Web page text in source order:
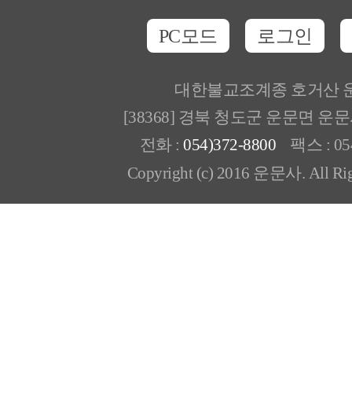
PC모드 로그인
대한불교조계종 호거산
[38368] 경북 청도군 운문면 운
전화 : 054)372-8800 팩스 :
Copyright (c) 2016 운문사. All